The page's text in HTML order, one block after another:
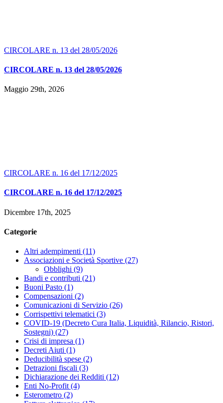
CIRCOLARE n. 13 del 28/05/2026
CIRCOLARE n. 13 del 28/05/2026
Maggio 29th, 2026
CIRCOLARE n. 16 del 17/12/2025
CIRCOLARE n. 16 del 17/12/2025
Dicembre 17th, 2025
Categorie
Altri adempimenti (11)
Associazioni e Società Sportive (27)
Obblighi (9)
Bandi e contributi (21)
Buoni Pasto (1)
Compensazioni (2)
Comunicazioni di Servizio (26)
Corrispettivi telematici (3)
COVID-19 (Decreto Cura Italia, Liquidità, Rilancio, Ristori,
Sostegni) (27)
Crisi di impresa (1)
Decreti Aiuti (1)
Deducibilità spese (2)
Detrazioni fiscali (3)
Dichiarazione dei Redditi (12)
Enti No-Profit (4)
Esterometro (2)